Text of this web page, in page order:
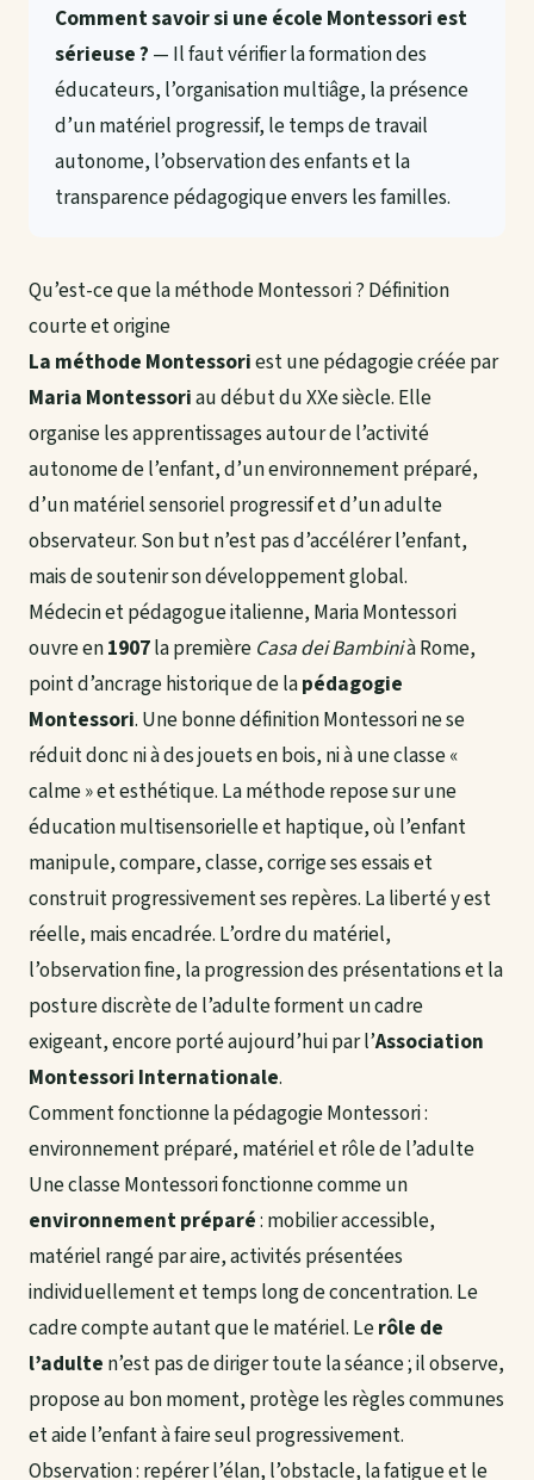
Comment savoir si une école Montessori est
sérieuse ? — Il faut vérifier la formation des
éducateurs, l’organisation multiâge, la présence
d’un matériel progressif, le temps de travail
autonome, l’observation des enfants et la
transparence pédagogique envers les familles.
Qu’est-ce que la méthode Montessori ? Définition
courte et origine
La méthode Montessoriest une pédagogie créée par
Maria Montessoriau début du XXe siècle. Elle
organise les apprentissages autour de l’activité
autonome de l’enfant, d’un environnement préparé,
d’un matériel sensoriel progressif et d’un adulte
observateur. Son but n’est pas d’accélérer l’enfant,
mais de soutenir son développement global.
Médecin et pédagogue italienne, Maria Montessori
ouvre en1907la première Casa dei Bambinià Rome,
point d’ancrage historique de lapédagogie
Montessori. Une bonne définition Montessori ne se
réduit donc ni à des jouets en bois, ni à une classe «
calme » et esthétique. La méthode repose sur une
éducation multisensorielle et haptique, où l’enfant
manipule, compare, classe, corrige ses essais et
construit progressivement ses repères. La liberté y est
réelle, mais encadrée. L’ordre du matériel,
l’observation fine, la progression des présentations et la
posture discrète de l’adulte forment un cadre
exigeant, encore porté aujourd’hui par l’Association
Montessori Internationale.
Comment fonctionne la pédagogie Montessori :
environnement préparé, matériel et rôle de l’adulte
Une classe Montessori fonctionne comme un
environnement préparé: mobilier accessible,
matériel rangé par aire, activités présentées
individuellement et temps long de concentration. Le
cadre compte autant que le matériel. Lerôle de
l’adulte n’est pas de diriger toute la séance ; il observe,
propose au bon moment, protège les règles communes
et aide l’enfant à faire seul progressivement.
Observation : repérer l’élan, l’obstacle, la fatigue et le